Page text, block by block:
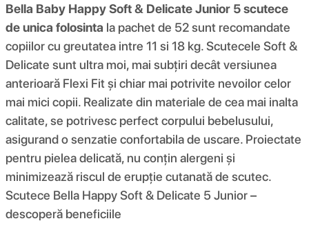
Bella Baby Happy Soft & Delicate Junior 5 scutece
de unica folosinta la pachet de 52 sunt recomandate
copiilor cu greutatea intre 11 si 18 kg. Scutecele Soft &
Delicate sunt ultra moi, mai subțiri decât versiunea
anterioară Flexi Fit și chiar mai potrivite nevoilor celor
mai mici copii. Realizate din materiale de cea mai inalta
calitate, se potrivesc perfect corpului bebelusului,
asigurand o senzatie confortabila de uscare. Proiectate
pentru pielea delicată, nu conțin alergeni și
minimizează riscul de erupție cutanată de scutec.
Scutece Bella Happy Soft & Delicate 5 Junior –
descoperă beneficiile